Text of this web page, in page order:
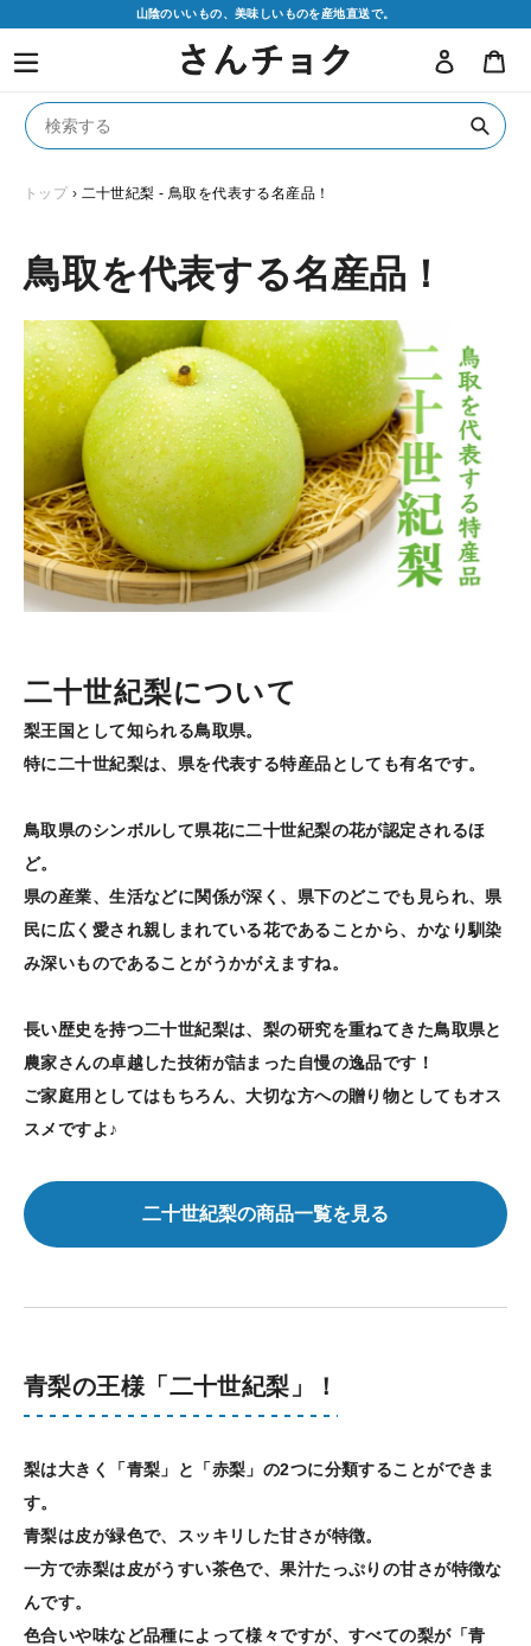
テ
山陰のいいもの、美味しいものを産地直送で。
ログイン
送
トップ › 二十世紀梨 - 鳥取を代表する名産品！
鳥取を代表する名産品！
二十世紀梨について
梨王国として知られる鳥取県。
特に二十世紀梨は、県を代表する特産品としても有名です。
鳥取県のシンボルして県花に二十世紀梨の花が認定されるほ
ど。
県の産業、生活などに関係が深く、県下のどこでも見られ、県
民に広く愛され親しまれている花であることから、かなり馴染
み深いものであることがうかがえますね。
長い歴史を持つ二十世紀梨は、梨の研究を重ねてきた鳥取県と
農家さんの卓越した技術が詰まった自慢の逸品です！
ご家庭用としてはもちろん、大切な方への贈り物としてもオス
スメですよ♪
二十世紀梨の商品一覧を見る
青梨の王様「二十世紀梨」！
梨は大きく「青梨」と「赤梨」の2つに分類することができま
す。
青梨は皮が緑色で、スッキリした甘さが特徴。
一方で赤梨は皮がうすい茶色で、果汁たっぷりの甘さが特徴な
んです。
色合いや味など品種によって様々ですが、すべての梨が「青